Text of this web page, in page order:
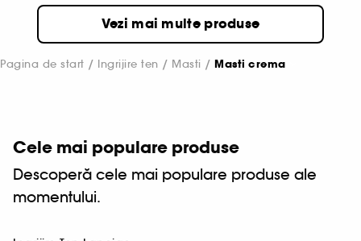
Vezi mai multe produse
Pagina de start Ingrijire ten Masti Masti crema
Cele mai populare produse
Descoperă cele mai populare produse ale
momentului.